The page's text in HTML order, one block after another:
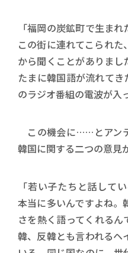
「福岡の炭鉱町で生ま
この街に連れてこられ
から聞くことがありまし
たまに韓国語が流れて
のラジオ番組の電波が入
この機会に……とアン
韓国に関する二つの意見
「若い子たちと話して
本当に多いんですよね。
さを熱く語ってくれる
韓、反韓とも言われる